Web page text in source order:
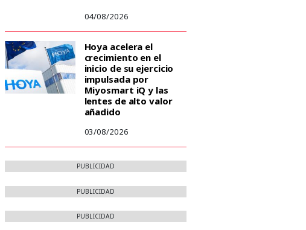
04/08/2026
Hoya acelera el
crecimiento en el
inicio de su ejercicio
impulsada por
Miyosmart iQ y las
lentes de alto valor
añadido
03/08/2026
PUBLICIDAD
PUBLICIDAD
PUBLICIDAD